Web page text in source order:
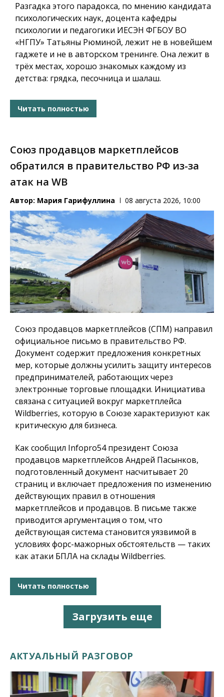
Разгадка этого парадокса, по мнению кандидата
психологических наук, доцента кафедры
психологии и педагогики ИЕСЭН ФГБОУ ВО
«НГПУ» Татьяны Рюминой, лежит не в новейшем
гаджете и не в авторском тренинге. Она лежит в
трёх местах, хорошо знакомых каждому из
детства: грядка, песочница и шалаш.
Читать полностью
Союз продавцов маркетплейсов
обратился в правительство РФ из-за
атак на WB
Автор: Мария Гарифуллина 08 августа 2026, 10:00
Союз продавцов маркетплейсов (СПМ) направил
официальное письмо в правительство РФ.
Документ содержит предложения конкретных
мер, которые должны усилить защиту интересов
предпринимателей, работающих через
электронные торговые площадки. Инициатива
связана с ситуацией вокруг маркетплейса
Wildberries, которую в Союзе характеризуют как
критическую для бизнеса.
Как сообщил Infopro54президент Союза
продавцов маркетплейсов Андрей Пасынков,
подготовленный документ насчитывает 20
страниц и включает предложения по изменению
действующих правил в отношения
маркетплейсов и продавцов. В письме также
приводится аргументация о том, что
действующая система становится уязвимой в
условиях форс-мажорных обстоятельств — таких
как атаки БПЛА на склады Wildberries.
Читать полностью
Загрузить еще
АКТУАЛЬНЫЙ РАЗГОВОР